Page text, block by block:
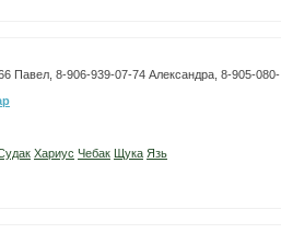
Павел, 8-906-939-07-74 Александра, 8-905-080-
Хариус Чебак Щука Язь